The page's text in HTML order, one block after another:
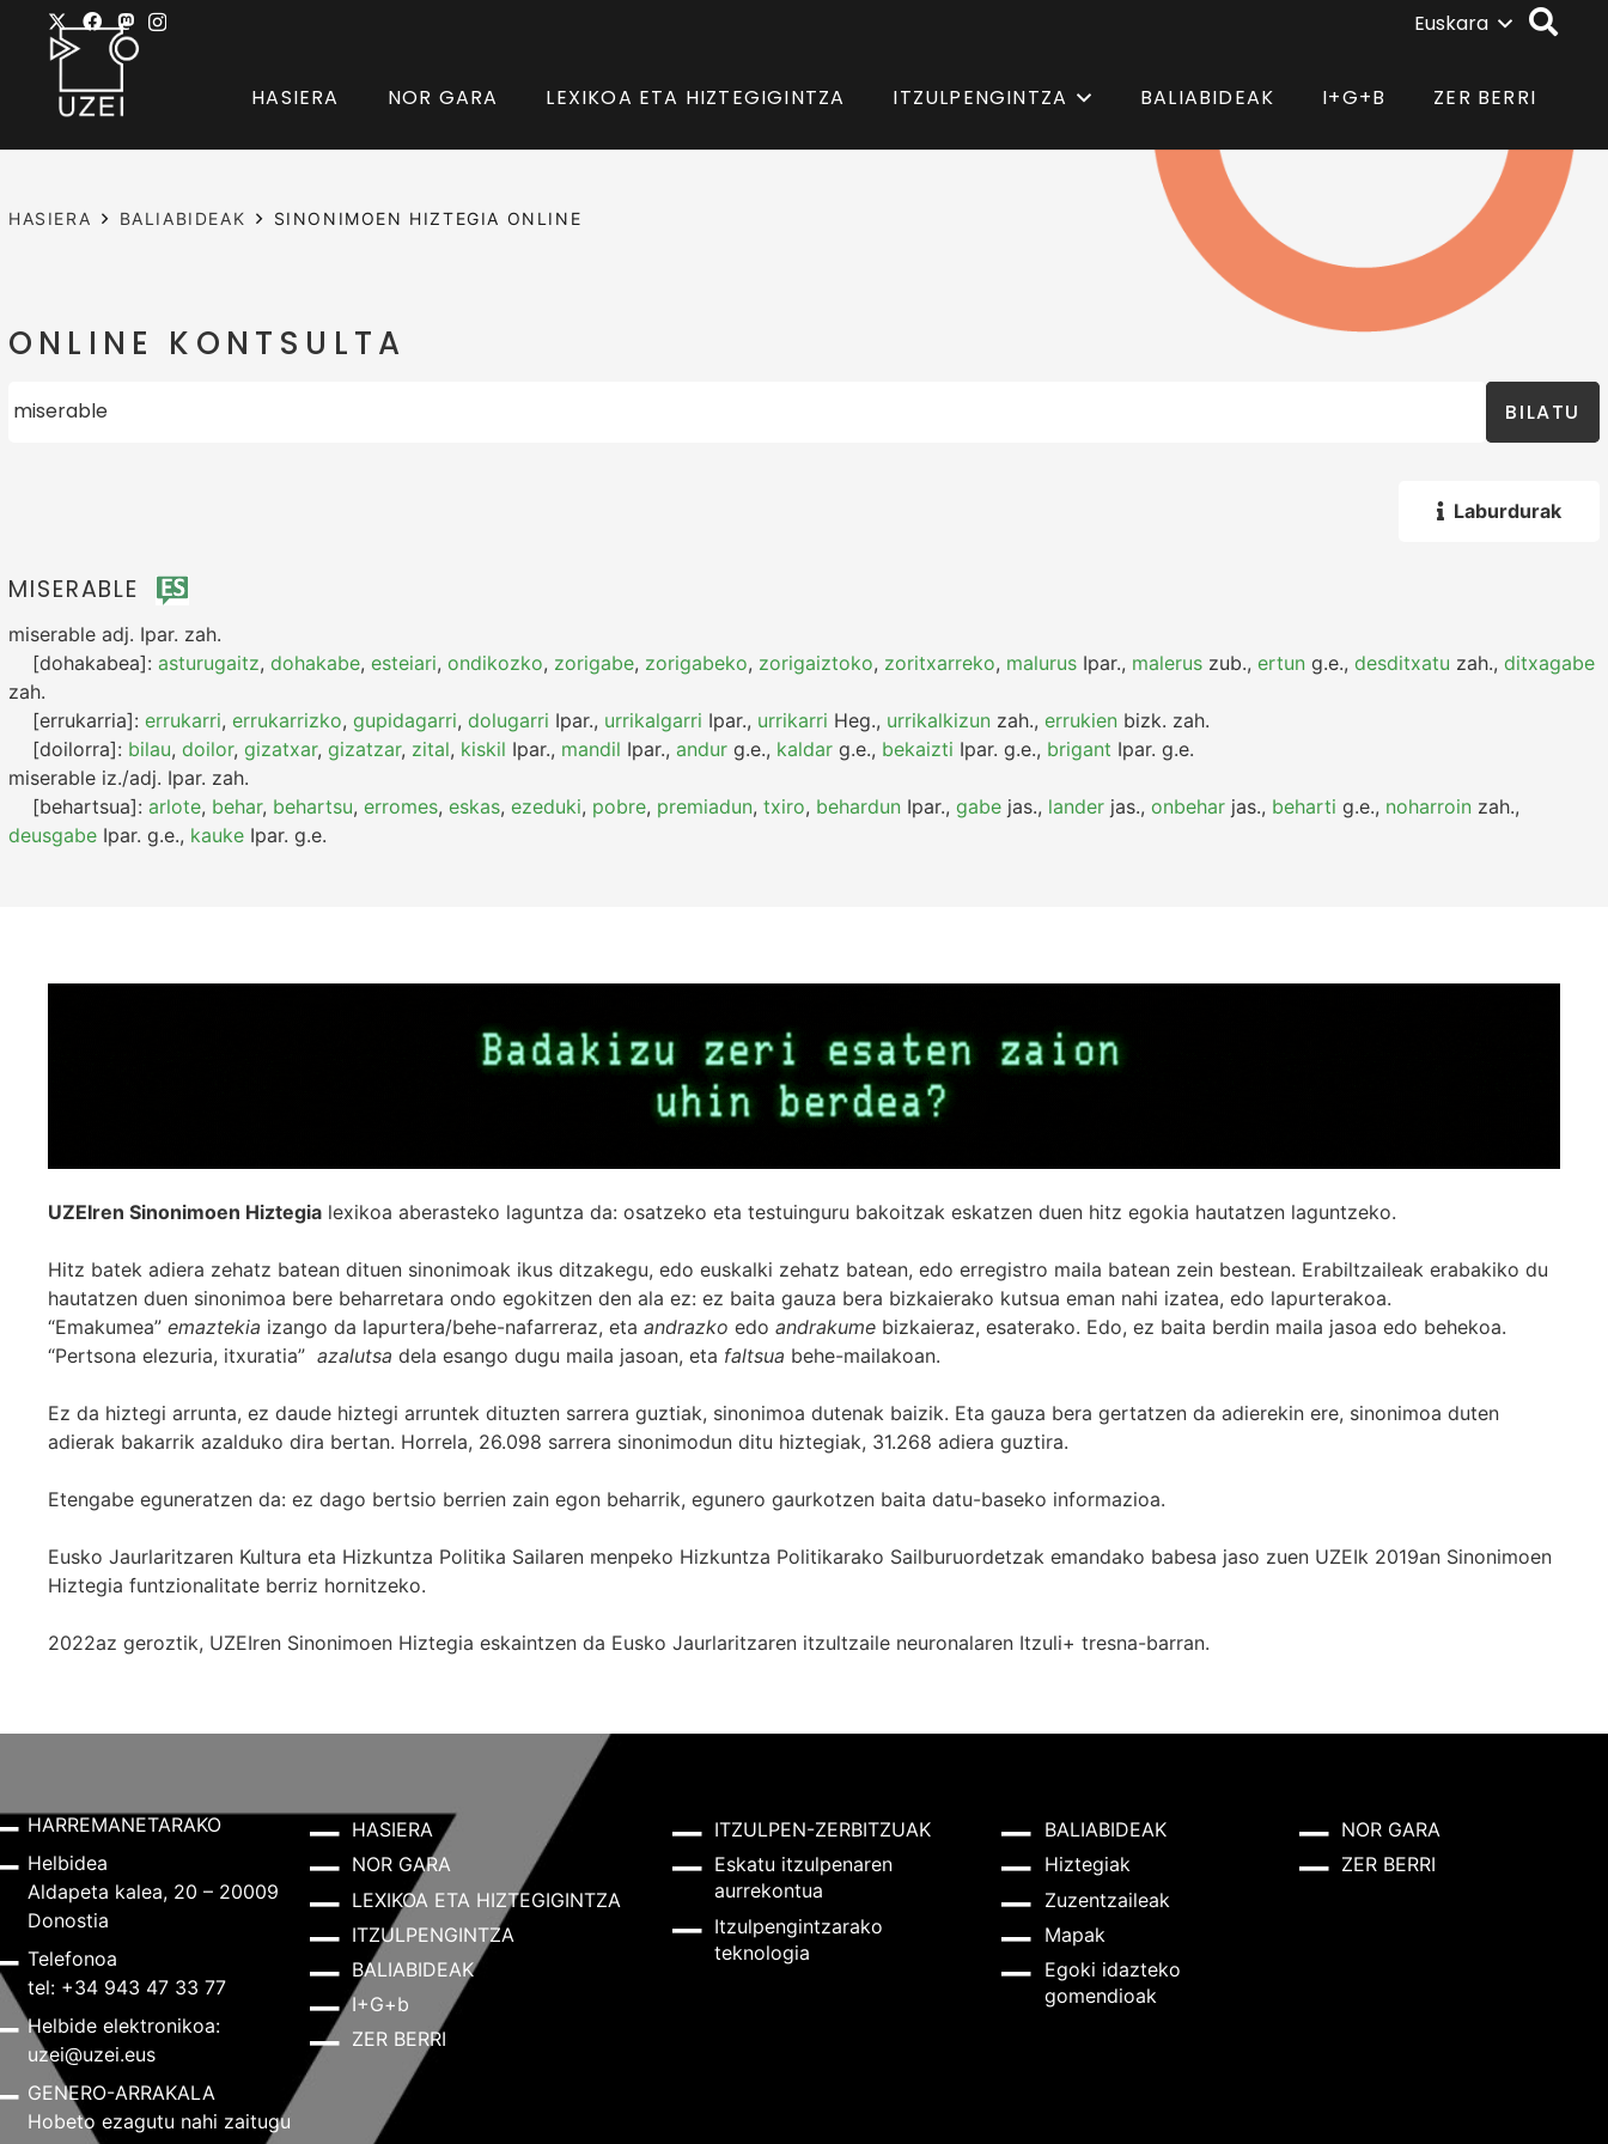
Euskara
HASIERA NOR GARA LEXIKOA ETA HIZTEGIGINTZA ITZULPENGINTZA BALIABIDEAK I+G+B ZER BERRI
HASIERA BALIABIDEAK SINONIMOEN HIZTEGIA ONLINE
ONLINE KONTSULTA
BILATU
Laburdurak
MISERABLE
miserable adj. Ipar. zah.
[dohakabea]: asturugaitz, dohakabe, esteiari, ondikozko, zorigabe, zorigabeko, zorigaiztoko, zoritxarreko, malurus Ipar., malerus zub., ertun g.e., desditxatu zah., ditxagabe
zah.
[errukarria]: errukarri, errukarrizko, gupidagarri, dolugarri Ipar., urrikalgarri Ipar., urrikarri Heg., urrikalkizun zah., errukien bizk. zah.
[doilorra]: bilau, doilor, gizatxar, gizatzar, zital, kiskil Ipar., mandil Ipar., andur g.e., kaldar g.e., bekaizti Ipar. g.e., brigant Ipar. g.e.
miserable iz./adj. Ipar. zah.
[behartsua]: arlote, behar, behartsu, erromes, eskas, ezeduki, pobre, premiadun, txiro, behardun Ipar., gabe jas., lander jas., onbehar jas., beharti g.e., noharroin zah.,
deusgabe Ipar. g.e., kauke Ipar. g.e.
UZEIren Sinonimoen Hiztegia lexikoa aberasteko laguntza da: osatzeko eta testuinguru bakoitzak eskatzen duen hitz egokia hautatzen laguntzeko.
Hitz batek adiera zehatz batean dituen sinonimoak ikus ditzakegu, edo euskalki zehatz batean, edo erregistro maila batean zein bestean. Erabiltzaileak erabakiko du
hautatzen duen sinonimoa bere beharretara ondo egokitzen den ala ez: ez baita gauza bera bizkaierako kutsua eman nahi izatea, edo lapurterakoa.
“Emakumea” emaztekia izango da lapurtera/behe-nafarreraz, eta andrazko edo andrakume bizkaieraz, esaterako. Edo, ez baita berdin maila jasoa edo behekoa.
“Pertsona elezuria, itxuratia” azalutsa dela esango dugu maila jasoan, eta faltsua behe-mailakoan.
Ez da hiztegi arrunta, ez daude hiztegi arruntek dituzten sarrera guztiak, sinonimoa dutenak baizik. Eta gauza bera gertatzen da adierekin ere, sinonimoa duten
adierak bakarrik azalduko dira bertan. Horrela, 26.098 sarrera sinonimodun ditu hiztegiak, 31.268 adiera guztira.
Etengabe eguneratzen da: ez dago bertsio berrien zain egon beharrik, egunero gaurkotzen baita datu-baseko informazioa.
Eusko Jaurlaritzaren Kultura eta Hizkuntza Politika Sailaren menpeko Hizkuntza Politikarako Sailburuordetzak emandako babesa jaso zuen UZEIk 2019an Sinonimoen
Hiztegia funtzionalitate berriz hornitzeko.
2022az geroztik, UZEIren Sinonimoen Hiztegia eskaintzen da Eusko Jaurlaritzaren itzultzaile neuronalaren Itzuli+ tresna-barran.
HARREMANETARAKO
Helbidea
Aldapeta kalea, 20 – 20009
Donostia
Telefonoa
tel: +34 943 47 33 77
Helbide elektronikoa:
uzei@uzei.eus
GENERO-ARRAKALA
Hobeto ezagutu nahi zaitugu
HASIERA
NOR GARA
LEXIKOA ETA HIZTEGIGINTZA
ITZULPENGINTZA
BALIABIDEAK
I+G+b
ZER BERRI
ITZULPEN-ZERBITZUAK
Eskatu itzulpenaren
aurrekontua
Itzulpengintzarako
teknologia
BALIABIDEAK
Hiztegiak
Zuzentzaileak
Mapak
Egoki idazteko
gomendioak
NOR GARA
ZER BERRI